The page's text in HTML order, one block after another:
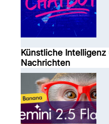
Künstliche
Nachrichten